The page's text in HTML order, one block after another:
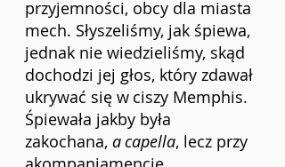
przyjemności, obcy dla miasta
mech. Słyszeliśmy, jak śpiewa,
jednak nie wiedzieliśmy, skąd
dochodzi jej głos, który zdawał
ukrywać się w ciszy Memphis.
Śpiewała jakby była
zakochana, acapella, lecz przy